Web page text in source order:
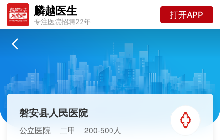
麟越医生
专注医院招聘22年
打开APP
磐安县人民医院
公立医院 二甲
200-500人